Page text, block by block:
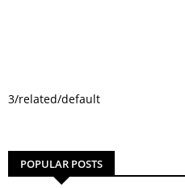
3/related/default
POPULAR POSTS